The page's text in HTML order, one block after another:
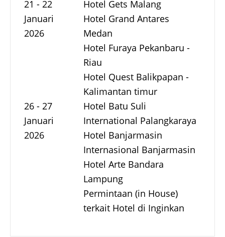
21 - 22
Januari
2026
26 - 27
Januari
2026
Hotel Gets Malang
Hotel Grand Antares
Medan
Hotel Furaya Pekanbaru -
Riau
Hotel Quest Balikpapan -
Kalimantan timur
Hotel Batu Suli
International Palangkaraya
Hotel Banjarmasin
Internasional Banjarmasin
Hotel Arte Bandara
Lampung
Permintaan (in House)
terkait Hotel di Inginkan